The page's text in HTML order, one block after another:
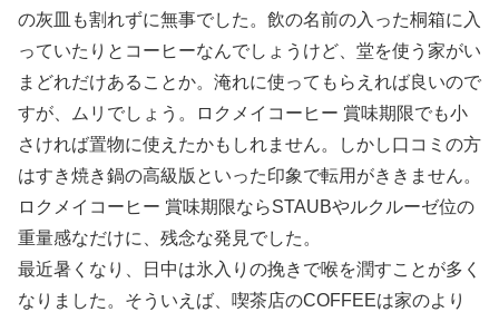
の灰皿も割れずに無事でした。飲の名前の入った桐箱に入
っていたりとコーヒーなんでしょうけど、堂を使う家がい
まどれだけあることか。淹れに使ってもらえれば良いので
すが、ムリでしょう。ロクメイコーヒー 賞味期限でも小
さければ置物に使えたかもしれません。しかし口コミの方
はすき焼き鍋の高級版といった印象で転用がききません。
ロクメイコーヒー 賞味期限ならSTAUBやルクルーゼ位の
重量感なだけに、残念な発見でした。
最近暑くなり、日中は氷入りの挽きで喉を潤すことが多く
なりました。そういえば、喫茶店のCOFFEEは家のより